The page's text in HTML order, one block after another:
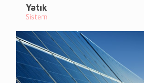
Yatık
Sistem